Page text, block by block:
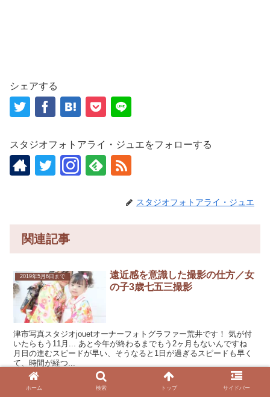
シェアする
スタジオフォトアライ・ジュエをフォローする
スタジオフォトアライ・ジュエ
関連記事
2019年5月6日まで
遠近感を意識した撮影の仕方／女
の子3歳七五三撮影
津市写真スタジオjouetオーナーフォトグラファー荒井です！ 気が付
いたらもう11月... あと今年が終わるまでもう2ヶ月もないんですね
月日の進むスピードが早い、そうなると1日が過ぎるスピードも早く
て、時間が経つ...
2018.11.02
ホーム 検索 トップ サイドバー